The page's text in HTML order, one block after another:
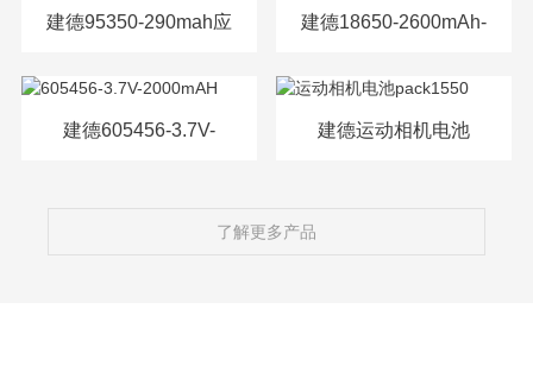
建德95350-290mah应 建德18650-2600mAh-
电池组
建德605456-3.7V- 建德运动相机电池
了解更多产品